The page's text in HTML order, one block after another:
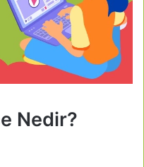
Nedir?